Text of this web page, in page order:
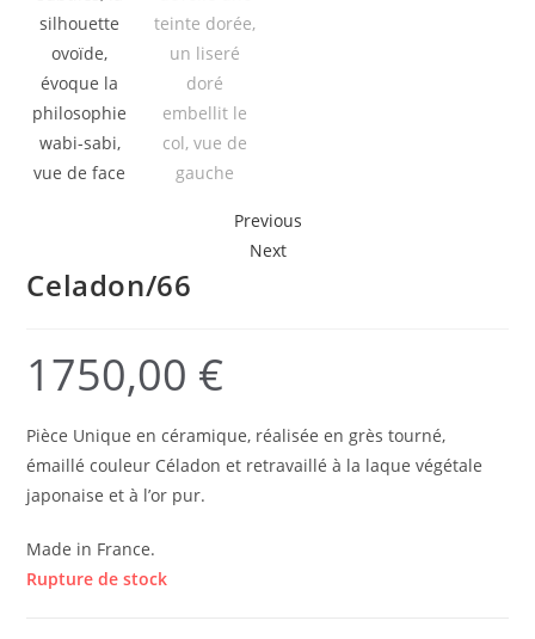
Previous
Next
Celadon/66
1750,00 €
Pièce Unique en céramique, réalisée en grès tourné,
émaillé couleur Céladon et retravaillé à la laque végétale
japonaise et à l’or pur.
Made in France.
Rupture de stock